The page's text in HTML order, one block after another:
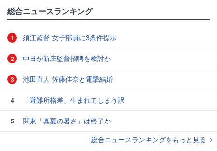
総合ニュースランキング
1 須江監督 女子部員に3条件提示
2 中日が新庄監督招聘を検討か
3 池田直人 佐藤佳奈と電撃結婚
4 「避難所格差」生まれてしまう訳
5
関東「真夏の暑さ」は終了か
総合ニュースランキングをもっと見る